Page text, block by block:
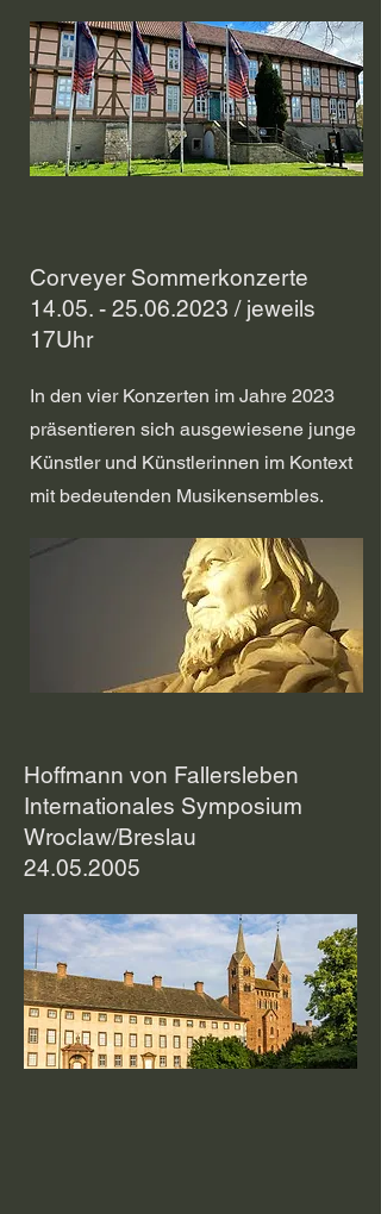
Corveyer Sommerkonzerte
14.05. - 25.06.2023 / jeweils
17Uhr
In den vier Konzerten im Jahre 2023
präsentieren sich ausgewiesene junge
Künstler und Künstlerinnen im Kontext
mit bedeutenden Musikensembles.
Hoffmann von Fallersleben
Internationales Symposium
Wroclaw/Breslau
24.05.2005